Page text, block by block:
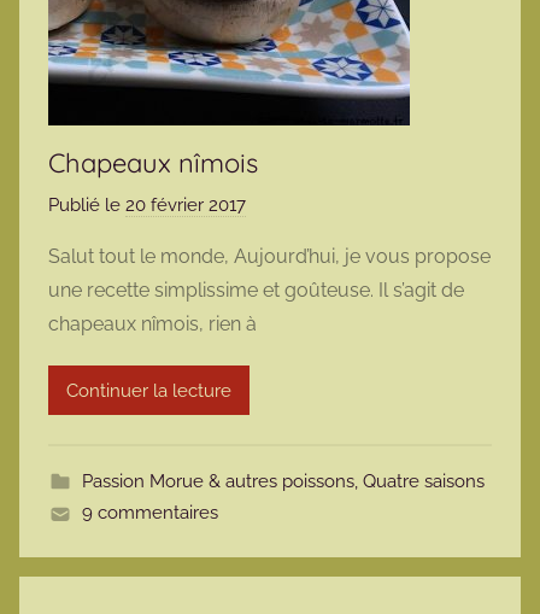
Chapeaux nîmois
Publié le 20 février 2017
r
m
a
r
t
Salut tout le monde, Aujourd’hui, je vous propose
une recette simplissime et goûteuse. Il s’agit de
chapeaux nîmois, rien à
Continuer la lecture
Passion Morue & autres poissons, Quatre saisons
9 commentaires